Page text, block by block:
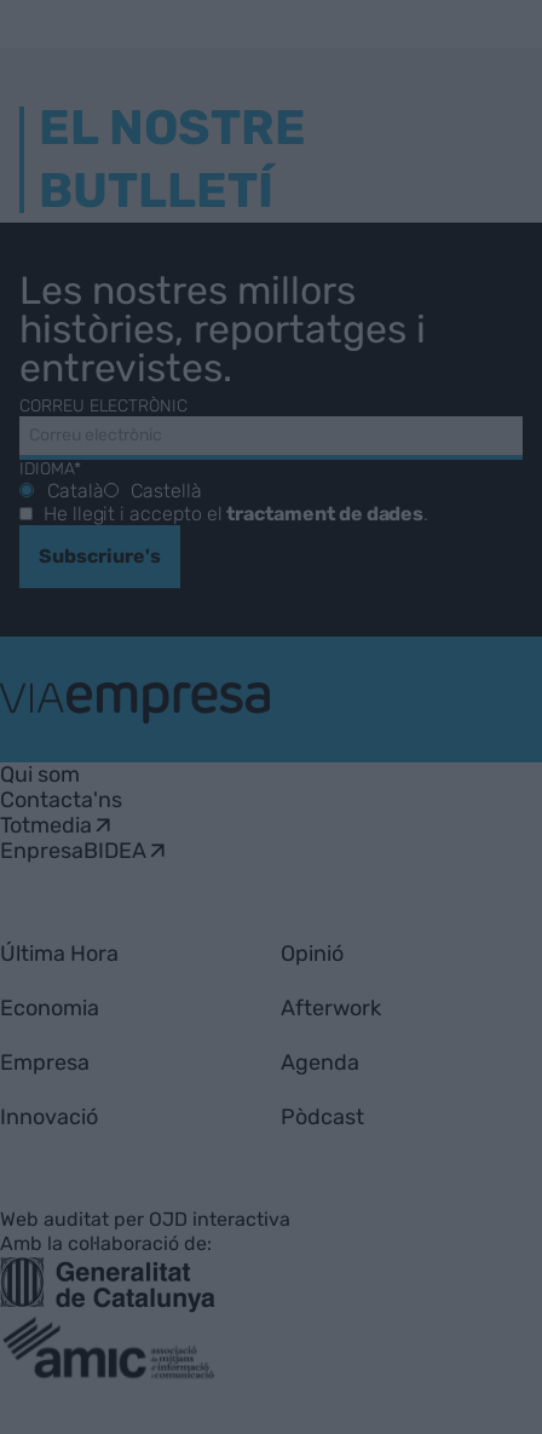
EL NOSTRE
BUTLLETÍ
Les nostres millors
històries, reportatges i
entrevistes.
CORREU ELECTRÒNIC
IDIOMA*
Català
Castellà
He llegit i accepto eltractament de dades
Subscriure's
Empresa
Qui som
Contacta'ns
Totmedia
EnpresaBIDEA
Última Hora
Economia
Empresa
Innovació
Opinió
Afterwork
Agenda
Pòdcast
Web auditat per OJD interactiva
Amb la col·laboració de: